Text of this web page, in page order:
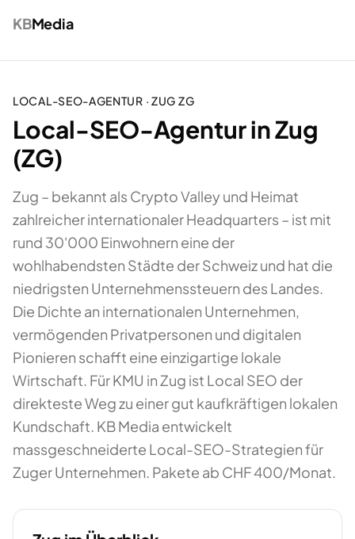
KBMedia
LOCAL-SEO-AGENTUR ·ZUG ZG
Local-SEO-Agentur in Zug
(ZG)
Zug – bekannt als Crypto Valley und Heimat
zahlreicher internationaler Headquarters – ist mit
rund 30'000 Einwohnern eine der
wohlhabendsten Städte der Schweiz und hat die
niedrigsten Unternehmenssteuern des Landes.
Die Dichte an internationalen Unternehmen,
vermögenden Privatpersonen und digitalen
Pionieren schafft eine einzigartige lokale
Wirtschaft. Für KMU in Zug ist Local SEO der
direkteste Weg zu einer gut kaufkräftigen lokalen
Kundschaft. KB Media entwickelt
massgeschneiderte Local-SEO-Strategien für
Zuger Unternehmen. Pakete ab CHF 400/Monat.